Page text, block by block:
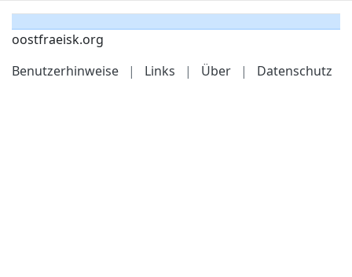
oostfraeisk.org
Benutzerhinweise
| Links | Über | Datenschutz